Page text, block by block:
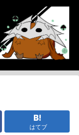
はてブ